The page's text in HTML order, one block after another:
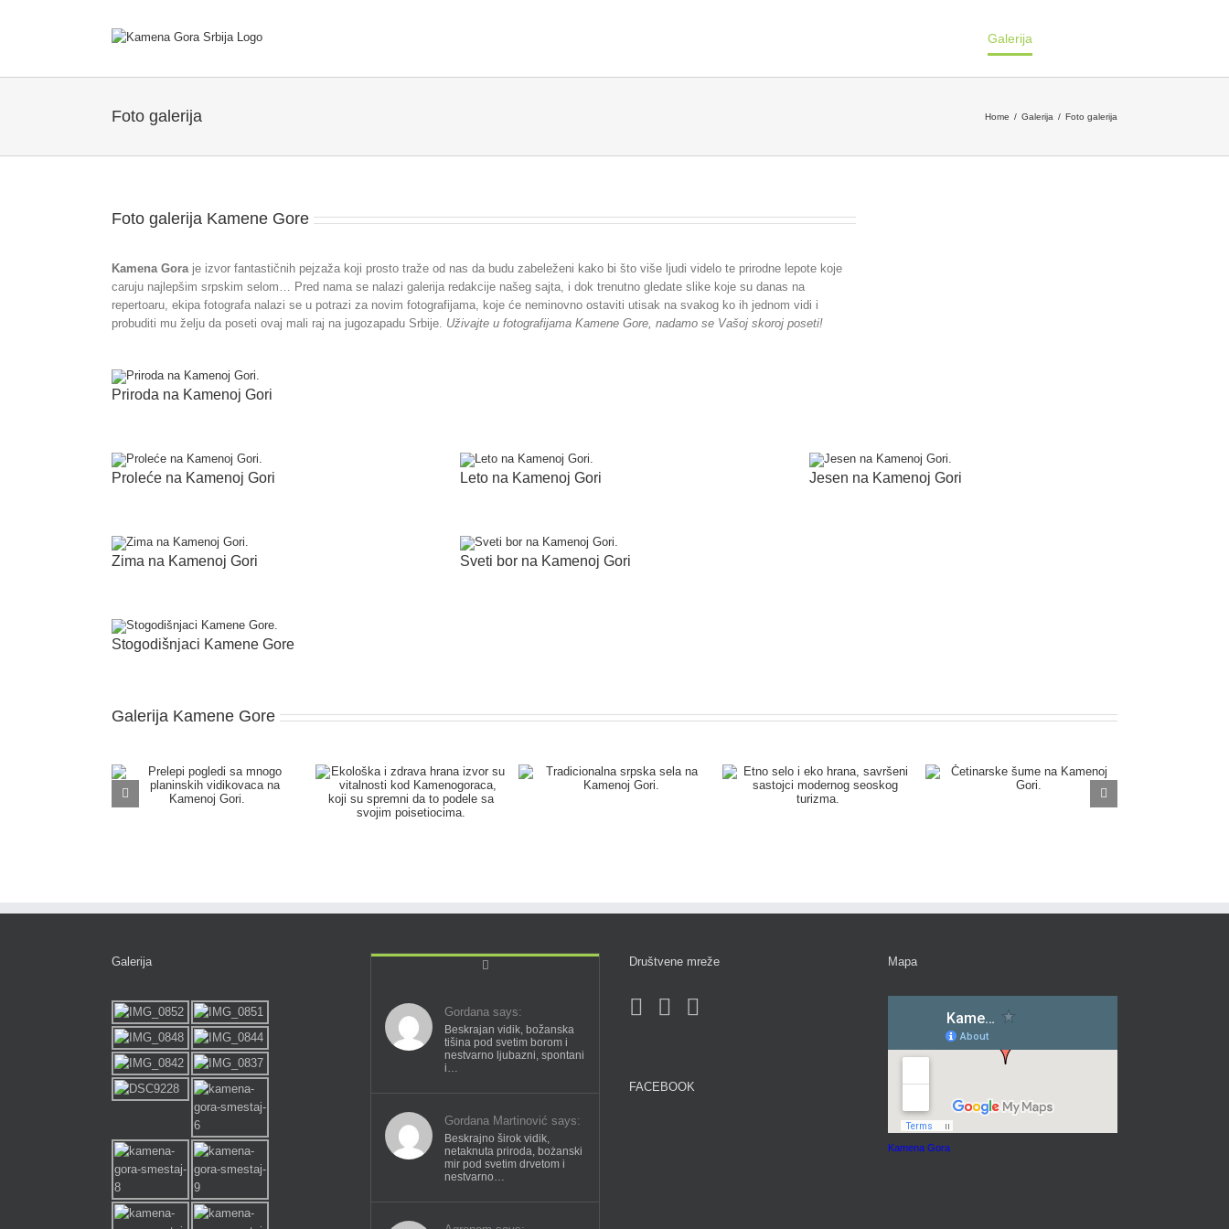
Galerija
Foto galerija Home Galerija Foto galerija
Foto galerija Kamene Gore
Kamena Gora je izvor fantastičnih pejzaža koji prosto traže od nas da budu zabeleženi kako bi što više ljudi videlo te prirodne lepote koje
caruju najlepšim srpskim selom… Pred nama se nalazi galerija redakcije našeg sajta, i dok trenutno gledate slike koje su danas na
repertoaru, ekipa fotografa nalazi se u potrazi za novim fotografijama, koje će neminovno ostaviti utisak na svakog ko ih jednom vidi i
probuditi mu želju da poseti ovaj mali raj na jugozapadu Srbije. Uživajte u fotografijama Kamene Gore, nadamo se Vašoj skoroj poseti!
Priroda na Kamenoj Gori
Proleće na Kamenoj Gori Leto na Kamenoj Gori Jesen na Kamenoj Gori
Zima na Kamenoj Gori Sveti bor na Kamenoj Gori
Stogodišnjaci Kamene Gore
Galerija Kamene Gore
Galerija Comments
Gordana says:
Beskrajan vidik, božanska
tišina pod svetim borom i
nestvarno ljubazni, spontani
i…
Gordana Martinović says:
Beskrajno širok vidik,
netaknuta priroda, bożanski
mir pod svetim drvetom i
nestvarno…
Društvene mreže
FACEBOOK
Mapa
Kamena Gora